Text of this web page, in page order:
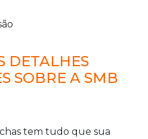
DETALHES
SOBRE A SMB
tem tudo que sua